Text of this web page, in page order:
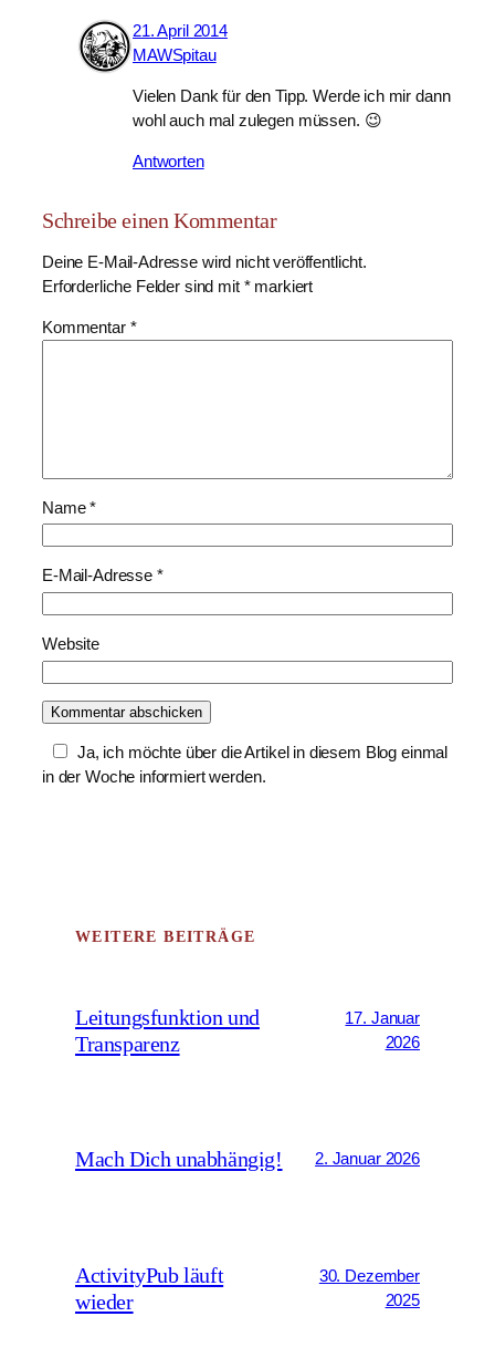
21. April 2014
MAWSpitau
Vielen Dank für den Tipp. Werde ich mir dann
wohl auch mal zulegen müssen. 😉
Antworten
Schreibe einen Kommentar
Deine E-Mail-Adresse wird nicht veröffentlicht.
Erforderliche Felder sind mit *markiert
Kommentar *
Name*
E-Mail-Adresse *
Website
Ja, ich möchte über die Artikel in diesem Blog einmal
in der Woche informiert werden.
WEITERE BEITRÄGE
Leitungsfunktion und
Transparenz
17. Januar
2026
Mach Dich unabhängig! 2. Januar 2026
ActivityPub läuft
wieder
30. Dezember
2025